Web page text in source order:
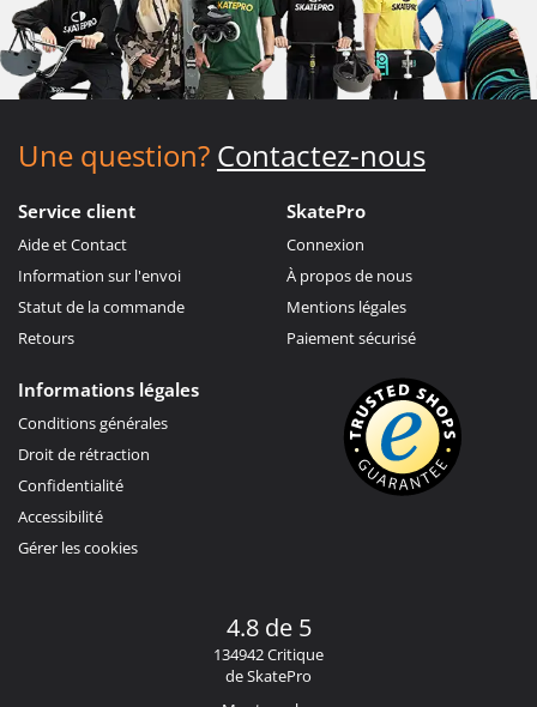
Une question? Contactez-nous
Service client
Aide et Contact
Information sur l'envoi
Statut de la commande
Retours
SkatePro
Connexion
À propos de nous
Mentions légales
Paiement sécurisé
Informations légales
Conditions générales
Droit de rétraction
Confidentialité
Accessibilité
Gérer les cookies
4.8 de 5
134942 Critique
de SkatePro